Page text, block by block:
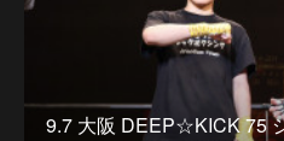
9.7 大阪 DEEP☆KICK 75